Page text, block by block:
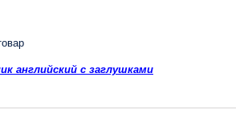
английский с заглушками